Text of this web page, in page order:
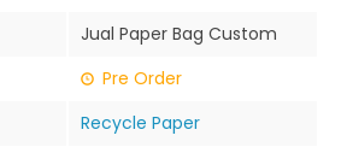
Jual Paper Bag Custom
Pre Order
Recycle Paper